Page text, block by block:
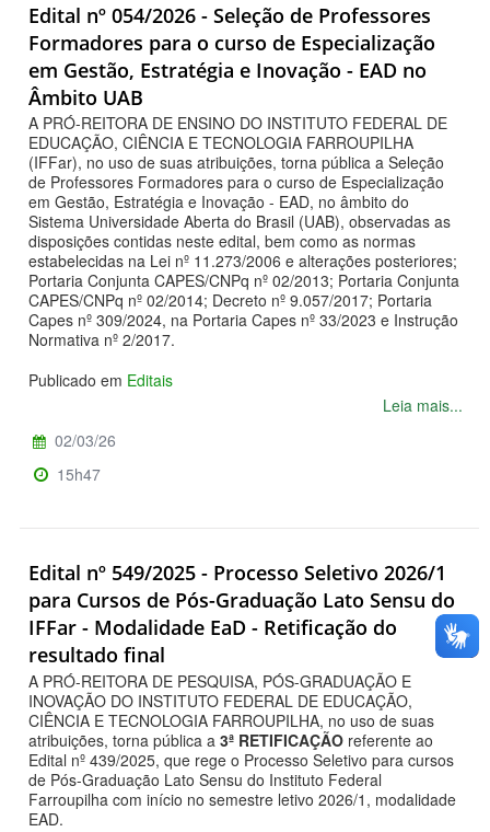
Edital nº 054/2026 - Seleção de Professores
Formadores para o curso de Especialização
em Gestão, Estratégia e Inovação - EAD no
Âmbito UAB
A PRÓ-REITORA DE ENSINO DO INSTITUTO FEDERAL DE
EDUCAÇÃO, CIÊNCIA E TECNOLOGIA FARROUPILHA
(IFFar), no uso de suas atribuições, torna pública a Seleção
de Professores Formadores para o curso de Especialização
em Gestão, Estratégia e Inovação - EAD, no âmbito do
Sistema Universidade Aberta do Brasil (UAB), observadas as
disposições contidas neste edital, bem como as normas
estabelecidas na Lei nº 11.273/2006 e alterações posteriores;
Portaria Conjunta CAPES/CNPq nº 02/2013; Portaria Conjunta
CAPES/CNPq nº 02/2014; Decreto nº 9.057/2017; Portaria
Capes nº 309/2024, na Portaria Capes nº 33/2023 e Instrução
Normativa nº 2/2017.
Publicado em Editais
Leia mais...
02/03/26
15h47
Edital nº 549/2025 - Processo Seletivo 2026/1
para Cursos de Pós-Graduação Lato Sensu do
IFFar - Modalidade EaD - Retificação do
resultado final
A PRÓ-REITORA DE PESQUISA, PÓS-GRADUAÇÃO E
INOVAÇÃO DO INSTITUTO FEDERAL DE EDUCAÇÃO,
CIÊNCIA E TECNOLOGIA FARROUPILHA, no uso de suas
atribuições, torna pública a 3ª RETIFICAÇÃO referente ao
Edital nº 439/2025, que rege o Processo Seletivo para cursos
de Pós-Graduação Lato Sensu do Instituto Federal
Farroupilha com início no semestre letivo 2026/1, modalidade
EAD.